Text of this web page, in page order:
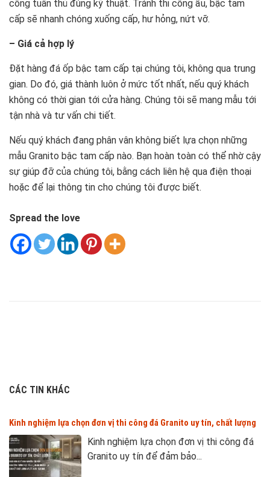
công tuân thủ đúng kỹ thuật. Tránh thi công ẩu, bậc tam
cấp sẽ nhanh chóng xuống cấp, hư hỏng, nứt vỡ.
– Giá cả hợp lý
Đặt hàng đá ốp bậc tam cấp tại chúng tôi, không qua trung
gian. Do đó, giá thành luôn ở mức tốt nhất, nếu quý khách
không có thời gian tới cửa hàng. Chúng tôi sẽ mang mẫu tới
tận nhà và tư vấn chi tiết.
​Nếu quý khách đang phân vân không biết lựa chọn những
mẫu Granito bậc tam cấp nào. Bạn hoàn toàn có thể nhờ cậy
sự giúp đỡ của chúng tôi, bằng cách liên hệ qua điện thoại
hoặc để lại thông tin cho chúng tôi được biết.
Spread the love
CÁC TIN KHÁC
Kinh nghiệm lựa chọn đơn vị thi công đá Granito uy tín, chất lượng
Kinh nghiệm lựa chọn đơn vị thi công đá
Granito uy tín để đảm bảo...